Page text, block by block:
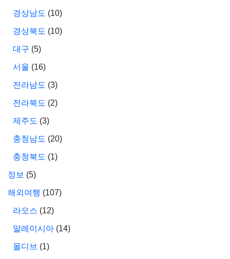
경상남도 (10)
경상북도 (10)
대구 (5)
서울 (16)
전라남도 (3)
전라북도 (2)
제주도 (3)
충청남도 (20)
충청북도 (1)
정보 (5)
해외여행 (107)
라오스 (12)
말레이시아 (14)
몰디브 (1)